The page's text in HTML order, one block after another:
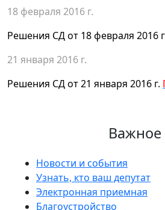
18 февраля 2016 г.
Решения СД от 18 февраля 2016
21 января 2016 г.
Решения СД от 21 января 2016 г.
Важное
Новости и события
Узнать, кто ваш депутат
Электронная приемная
Благоустройство